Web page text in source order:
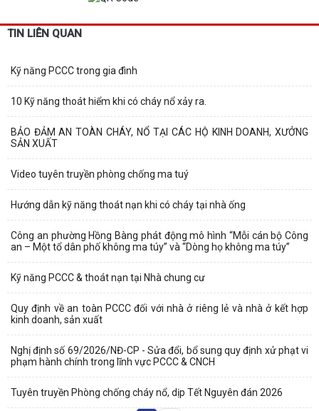
TIN LIÊN QUAN
Kỹ năng PCCC trong gia đình
10 Kỹ năng thoát hiểm khi có cháy nổ xảy ra.
BẢO ĐẢM AN TOÀN CHÁY, NỔ TẠI CÁC HỘ KINH DOANH, XƯỞNG
SẢN XUẤT
Video tuyên truyền phòng chống ma tuý
Hướng dẫn kỹ năng thoát nạn khi có cháy tại nhà ống
Công an phường Hồng Bàng phát động mô hình “Mỗi cán bộ Công
an – Một tổ dân phố không ma túy” và “Dòng họ không ma túy”
Kỹ năng PCCC & thoát nạn tại Nhà chung cư
Quy định về an toàn PCCC đối với nhà ở riêng lẻ và nhà ở kết hợp
kinh doanh, sản xuất
Nghị định số 69/2026/NĐ-CP - Sửa đổi, bổ sung quy định xử phạt vi
phạm hành chính trong lĩnh vực PCCC & CNCH
Tuyên truyền Phòng chống cháy nổ, dịp Tết Nguyên đán 2026